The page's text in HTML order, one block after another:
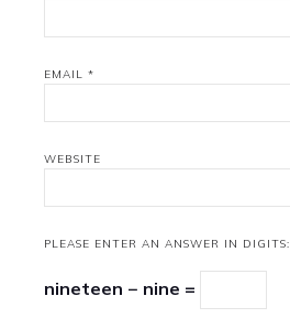
EMAIL *
WEBSITE
PLEASE ENTER AN ANSWER IN DIGITS:
nineteen − nine =